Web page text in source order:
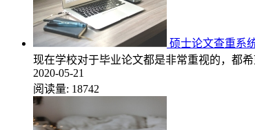
硕士论文查重系
现在学校对于毕业论文都是非常重视的，都
2020-05-21
阅读量: 18742